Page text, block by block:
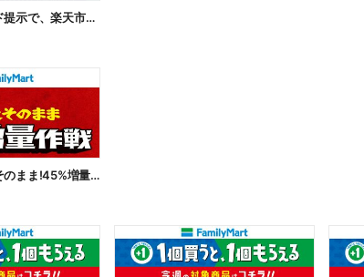
楽天ポイントカード提示で、楽天市場でのお買い物がおトクに!
【おトク】お値段そのまま!45%増量作戦!